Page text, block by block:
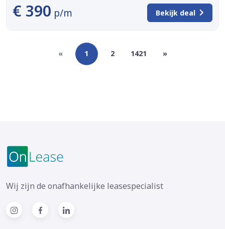
€ 390 p/m Bekijk deal
« 1 2 1421 »
Wij zijn de onafhankelijke leasespecialist